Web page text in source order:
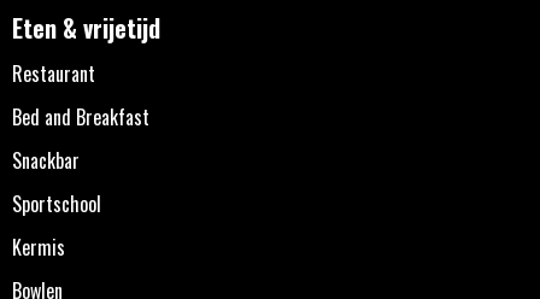
Eten & vrijetijd
Restaurant
Bed and Breakfast
Snackbar
Sportschool
Kermis
Bowlen